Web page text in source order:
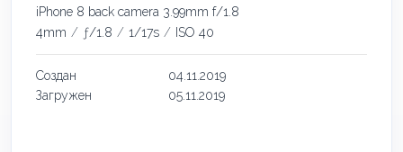
iPhone 8 back camera 3.99mm f/1.8
4mm / ƒ/1.8 / 1/17s / ISO 40
Создан
04.11.2019
Загружен
05.11.2019